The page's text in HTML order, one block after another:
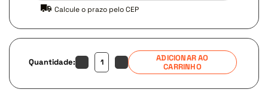
Calcule o prazo pelo CEP
Quantidade:
ADICIONAR AO
CARRINHO